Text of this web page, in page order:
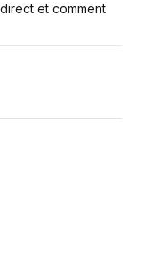
et comment